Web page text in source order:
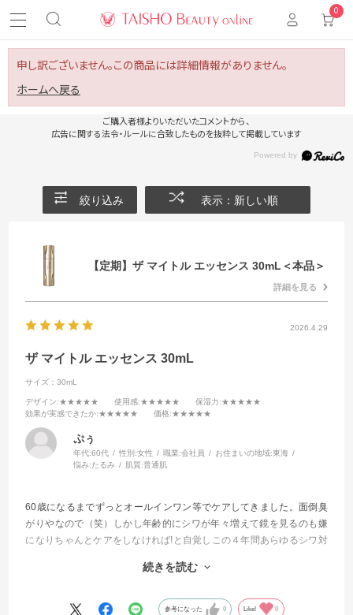
0
申し訳ございません。この商品には詳細情報がありません。
ホームへ戻る
ご購入者様よりいただいたコメントから、
広告に関する法令・ルールに合致したものを抜粋して掲載しています
絞り込み 表示：新しい順
【定期】ザ マイトル エッセンス 30mL＜本品＞
詳細を見る
2026.4.29
ザ マイトル エッセンス 30mL
サイズ：30mL
デザイン:★★★★★ 使用感:★★★★★ 保湿力:★★★★★
効果が実感できたか:★★★★★ 価格:★★★★★
ぷぅ
年代:60代 性別:女性 職業:会社員 お住まいの地域:東海
悩み:たるみ 肌質:普通肌
60歳になるまでずっとオールインワン等でケアしてきました。面倒臭
がりやなので（笑）しかし年齢的にシワが年々増えて鏡を見るのも嫌
になりちゃんとケアをしなければ!と自覚しこの４年間あらゆるシワ対
今回もそんな感じで試してみました。
もう他を試したりする事が無くなりました。
続きを読む
参考になった 0 Like! 0